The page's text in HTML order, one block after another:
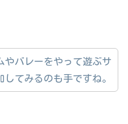
やバレーをやって遊ぶサ
てみるのも手ですね。